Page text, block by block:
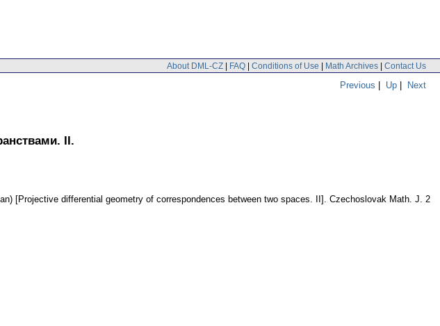
About DML-CZ | FAQ | Conditions of Use | Math Archives | Contact Us
Previous | Up | Next
II.
[Projective differential geometry of correspondences between two spaces. II]. Czechoslovak Math. J. 2